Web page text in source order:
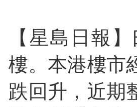
【星島日報
樓。本港樓市
跌回升，近期